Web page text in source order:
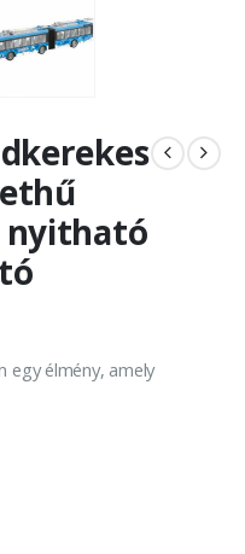
nyitható
egy élmény, amely